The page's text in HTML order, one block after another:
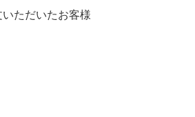
ただいたお客様